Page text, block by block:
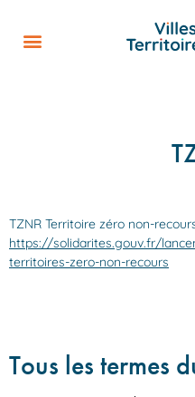
TZNR Territoire zéro non-
https://solidarites.gouv.fr/
territoires-zero-non-recours
Tous les termes